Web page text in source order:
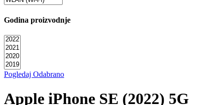
Godina proizvodnje
Pogledaj Odabrano
Apple iPhone SE (2022) 5G